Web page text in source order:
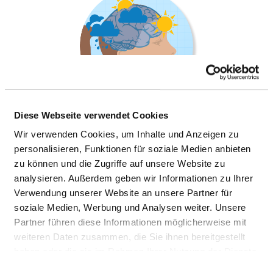
Diese Webseite verwendet Cookies
Wir verwenden Cookies, um Inhalte und Anzeigen zu
personalisieren, Funktionen für soziale Medien anbieten
zu können und die Zugriffe auf unsere Website zu
analysieren. Außerdem geben wir Informationen zu Ihrer
Verwendung unserer Website an unsere Partner für
soziale Medien, Werbung und Analysen weiter. Unsere
Partner führen diese Informationen möglicherweise mit
weiteren Daten zusammen, die Sie ihnen bereitgestellt
PSYCHIATRISCHE TAGESKLINIK KIELER
FENSTER
Informationen und Leistungen der